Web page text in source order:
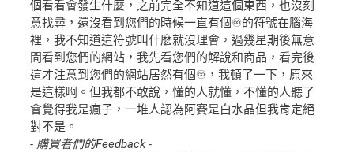
個看看會發生什麼，之前完全不知道這個東西，也沒刻
意找尋，還沒看到您們的時候一直有個♾️的符號在腦海
裡，我不知道這符號叫什麽就沒理會，過幾星期後無意
間看到您們的網站，我先看您們的解說和商品，看完後
這才注意到您們的網站居然有個♾️，我頓了一下，原來
是這樣啊。但我都不敢說，懂的人就懂，不懂的人聽了
會覺得我是瘋子，一堆人認為阿賽是白水晶但我肯定絕
對不是。
- 購買者們的Feedback -